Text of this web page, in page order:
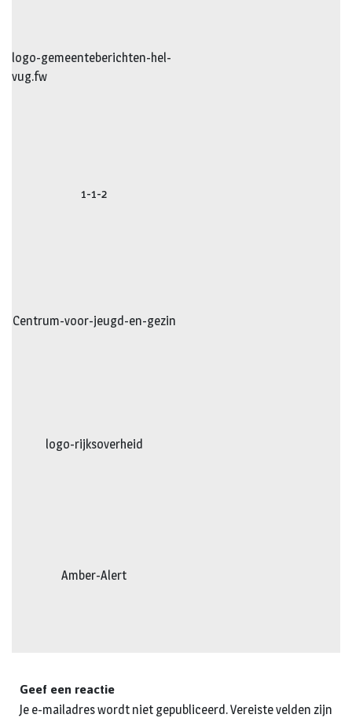
logo-gemeenteberichten-hel-
vug.fw
1-1-2
Centrum-voor-jeugd-en-gezin
logo-rijksoverheid
Amber-Alert
Geef een reactie
Je e-mailadres wordt niet gepubliceerd.Vereiste velden zijn